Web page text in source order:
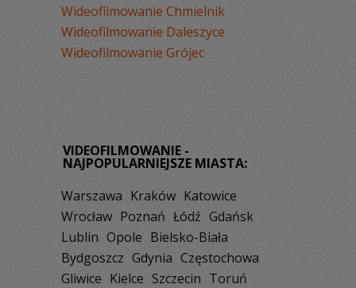
Wideofilmowanie Chmielnik
Wideofilmowanie Daleszyce
Wideofilmowanie Grójec
VIDEOFILMOWANIE -
NAJPOPULARNIEJSZE MIASTA:
Warszawa Kraków Katowice
Wrocław Poznań Łódź Gdańsk
Lublin Opole Bielsko-Biała
Bydgoszcz Gdynia Częstochowa
Gliwice Kielce Szczecin Toruń